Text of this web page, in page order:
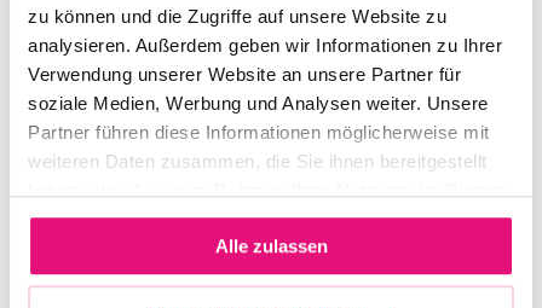
zu können und die Zugriffe auf unsere Website zu
analysieren. Außerdem geben wir Informationen zu Ihrer
Verwendung unserer Website an unsere Partner für
soziale Medien, Werbung und Analysen weiter. Unsere
Partner führen diese Informationen möglicherweise mit
weiteren Daten zusammen, die Sie ihnen bereitgestellt
gesammelt haben.
Alle zulassen
April 2023
December 2022
August 2022
July 2022
April 2022